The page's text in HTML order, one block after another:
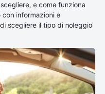
e come funziona
informazioni e
scegliere il tipo di noleggio